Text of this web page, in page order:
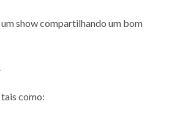
show compartilhando um bom
como: